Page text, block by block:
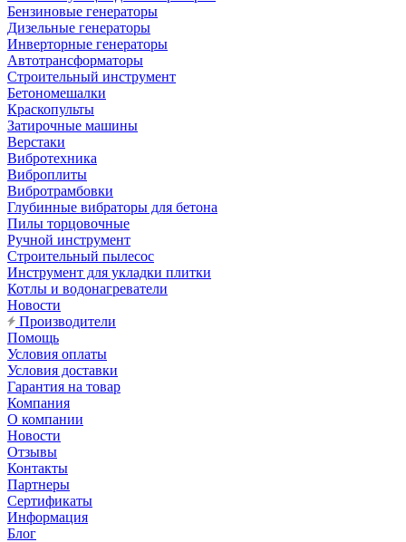
Бензиновые генераторы
Дизельные генераторы
Инверторные генераторы
Автотрансформаторы
Строительный инструмент
Бетономешалки
Краскопульты
Затирочные машины
Верстаки
Вибротехника
Виброплиты
Вибротрамбовки
Глубинные вибраторы для бетона
Пилы торцовочные
Ручной инструмент
Строительный пылесос
Инструмент для укладки плитки
Котлы и водонагреватели
Новости
Производители
Помощь
Условия оплаты
Условия доставки
Гарантия на товар
Компания
О компании
Новости
Отзывы
Контакты
Партнеры
Сертификаты
Информация
Блог